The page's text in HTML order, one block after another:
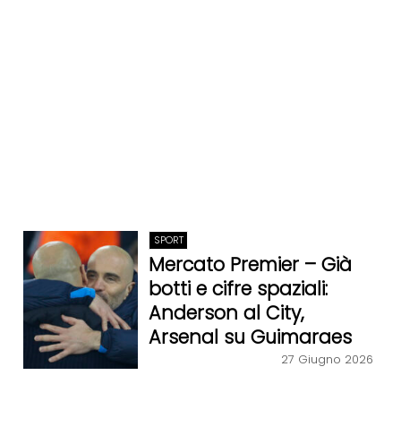
SPORT
Mercato Premier – Già
botti e cifre spaziali:
Anderson al City,
Arsenal su Guimaraes
27 Giugno 2026